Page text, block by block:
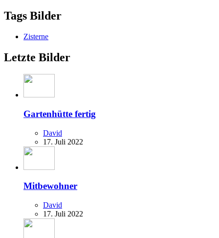
Tags Bilder
Zisterne
Letzte Bilder
Gartenhütte fertig
David
17. Juli 2022
Mitbewohner
David
17. Juli 2022